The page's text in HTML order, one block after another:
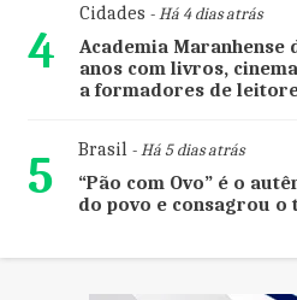
4
Cidades - Há 4 dias atrás
Academia Maranhense
anos com livros,
a formadores de
5 Brasil- Há 5 dias atrás
“Pão com Ovo” é o
do povo e consagrou o